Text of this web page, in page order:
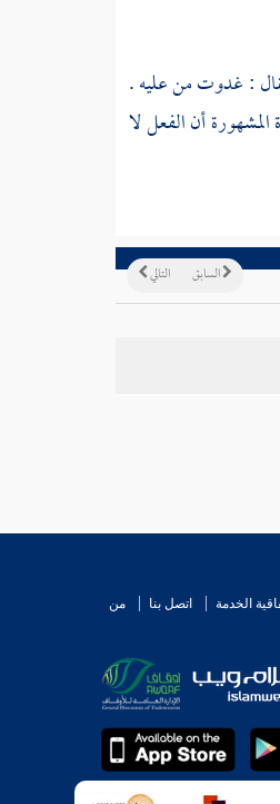
: غدوت من عليه .
المشهورة أن الفعل لا
التالي السابق
الخدمة اتصل بنا
من